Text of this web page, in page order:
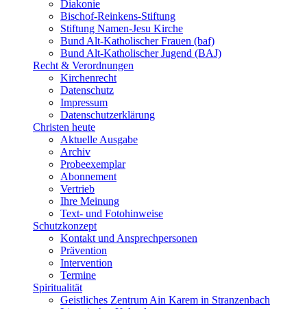
Diakonie
Bischof-Reinkens-Stiftung
Stiftung Namen-Jesu Kirche
Bund Alt-Katholischer Frauen (baf)
Bund Alt-Katholischer Jugend (BAJ)
Recht & Verordnungen
Kirchenrecht
Datenschutz
Impressum
Datenschutzerklärung
Christen heute
Aktuelle Ausgabe
Archiv
Probeexemplar
Abonnement
Vertrieb
Ihre Meinung
Text- und Fotohinweise
Schutzkonzept
Kontakt und Ansprechpersonen
Prävention
Intervention
Termine
Spiritualität
Geistliches Zentrum Ain Karem in Stranzenbach